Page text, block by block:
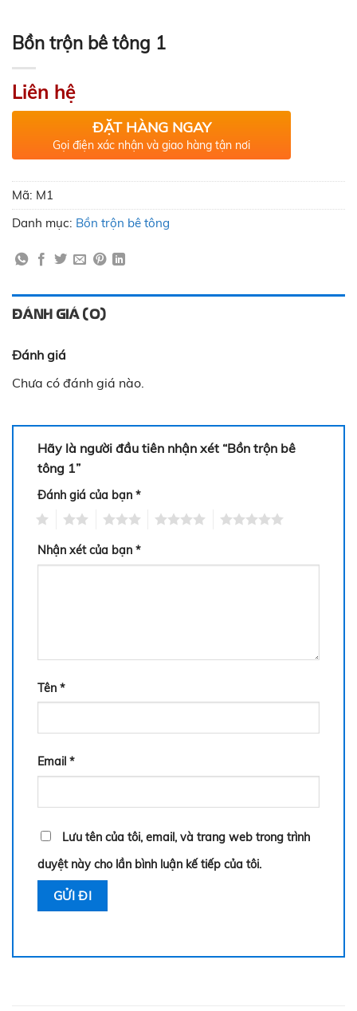
Bồn trộn bê tông 1
Liên hệ
ĐẶT HÀNG NGAY
Gọi điện xác nhận và giao hàng tận nơi
Mã: M1
Danh mục: Bồn trộn bê tông
ĐÁNH GIÁ (0)
Đánh giá
Chưa có đánh giá nào.
Hãy là người đầu tiên nhận xét “Bồn trộn bê
tông 1”
Đánh giá của bạn *
Nhận xét của bạn *
Tên *
Email *
Lưu tên của tôi, email, và trang web trong trình
duyệt này cho lần bình luận kế tiếp của tôi.